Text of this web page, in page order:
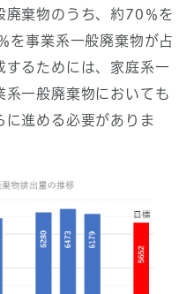
廃棄物のうち、約70％を
を事業系一般廃棄物が占
するためには、家庭系一
系一般廃棄物においても
に進める必要がありま